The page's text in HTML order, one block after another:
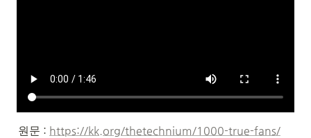
원문 : https://kk.org/thetechnium/1000-true-fans/